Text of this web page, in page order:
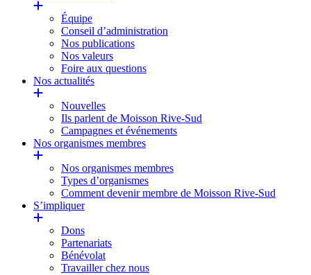
Équipe
Conseil d’administration
Nos publications
Nos valeurs
Foire aux questions
Nos actualités
Nouvelles
Ils parlent de Moisson Rive-Sud
Campagnes et événements
Nos organismes membres
Nos organismes membres
Types d’organismes
Comment devenir membre de Moisson Rive-Sud
S’impliquer
Dons
Partenariats
Bénévolat
Travailler chez nous